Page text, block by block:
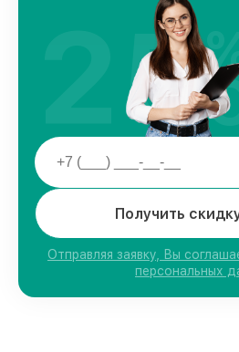
Получить
Отправляя заявку, Вы
персональных
25